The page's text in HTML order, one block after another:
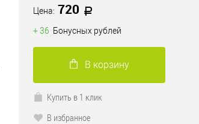
Цена: 720
+ 36 Бонусных рублей
В корзину
Купить в 1 клик
В избранное